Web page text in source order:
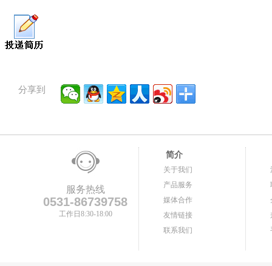
分享到
服务热线
0531-86739758
工作日8:30-18:00
简介
关于我们
产品服务
媒体合作
友情链接
联系我们